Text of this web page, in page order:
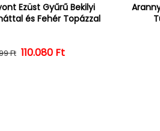
Ezüst Gyűrű Bekilyi
és Fehér Topázzal
Normál ár
Ft Kedvezményes ár
110.080 Ft